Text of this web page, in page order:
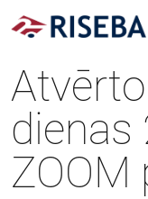
dienas